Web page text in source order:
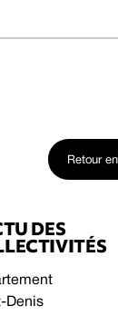
Retour
DES
Denis